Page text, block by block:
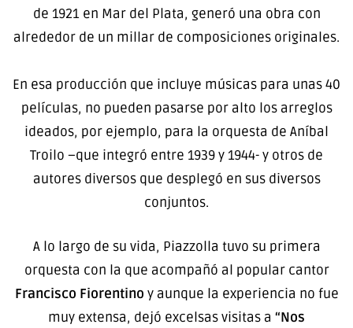
de 1921 en Mar del Plata, generó una obra con
alrededor de un millar de composiciones originales.
En esa producción que incluye músicas para unas 40
películas, no pueden pasarse por alto los arreglos
ideados, por ejemplo, para la orquesta de Aníbal
Troilo –que integró entre 1939 y 1944- y otros de
autores diversos que desplegó en sus diversos
conjuntos.
A lo largo de su vida, Piazzolla tuvo su primera
orquesta con la que acompañó al popular cantor
Francisco Fiorentino y aunque la experiencia no fue
muy extensa, dejó excelsas visitas a “Nos